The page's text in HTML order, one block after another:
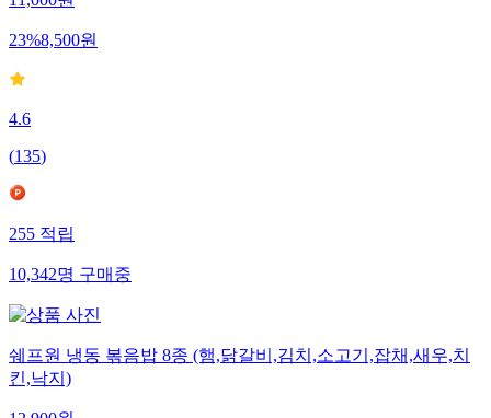
11,000원
23%8,500원
4.6
(135)
255적립
10,342명구매중
쉐프원 냉동 볶음밥 8종 (햄,닭갈비,김치,소고기,잡채,새우,치
킨,낙지)